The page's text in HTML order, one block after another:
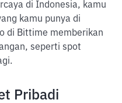
di Indonesia, kamu
kamu punya di
di Bittime memberikan
seperti spot
Pribadi